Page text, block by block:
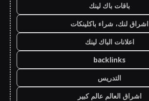
باقات باك لينك
اشراق لنك، شراء باكلينكات
اعلانات الباك لينك
backlinks
التدريس
اشراق العالم عالم كبير